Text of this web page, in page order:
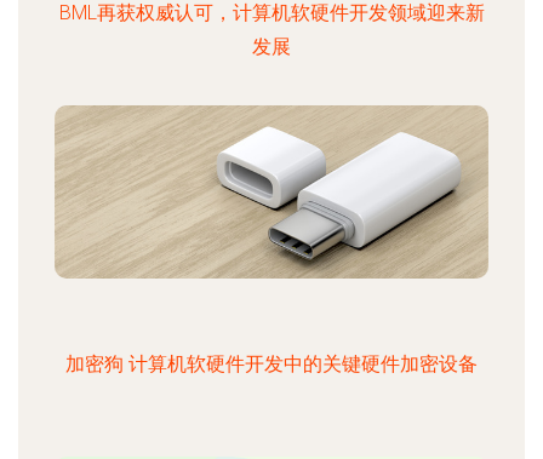
BML再获权威认可，计算机软硬件开发领域迎来新
发展
加密狗 计算机软硬件开发中的关键硬件加密设备